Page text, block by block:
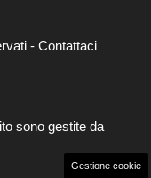
- Contattaci
sono gestite da
Gestione cookie